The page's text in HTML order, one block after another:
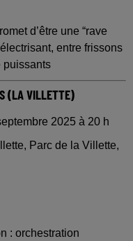
d’être une “rave
entre frissons
puissants
(LA VILLETTE)
2025 à 20 h
Parc de la Villette,
: orchestration